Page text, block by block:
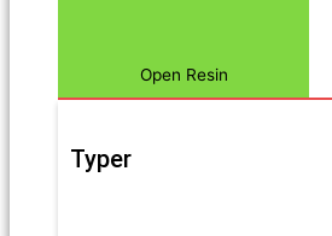
Open Resin
Typer